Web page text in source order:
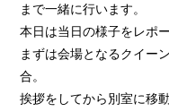
まで一緒に行います。
本日は当日の様子をレポ
まずは会場となるクイー
合。
挨拶をしてから別室に移